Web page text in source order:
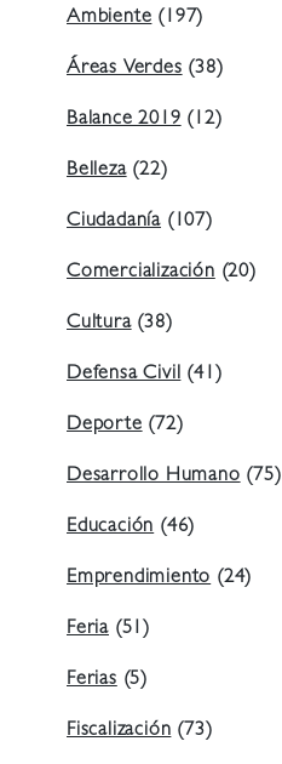
Ambiente (197)
Áreas Verdes (38)
Balance 2019 (12)
Belleza(22)
Ciudadanía (107)
Comercialización (20)
Cultura(38)
Defensa Civil (41)
Deporte (72)
Desarrollo Humano (75)
Educación (46)
Emprendimiento (24)
Feria (51)
Ferias (5)
Fiscalización (73)